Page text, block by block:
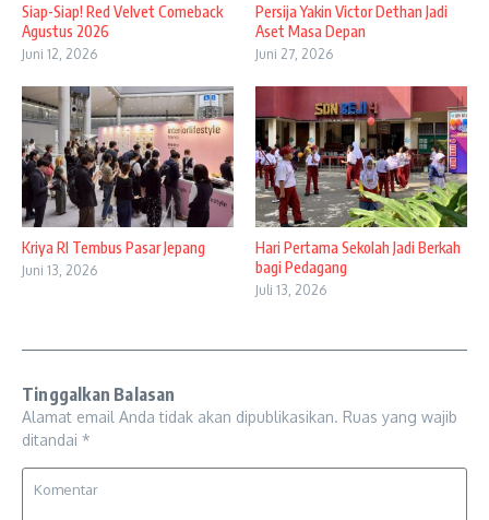
Siap-Siap! Red Velvet Comeback
Agustus 2026
Juni 12, 2026
Persija Yakin Victor Dethan Jadi
Aset Masa Depan
Juni 27, 2026
Kriya RI Tembus Pasar Jepang
Juni 13, 2026
Hari Pertama Sekolah Jadi Berkah
bagi Pedagang
Juli 13, 2026
Tinggalkan Balasan
Alamat email Anda tidak akan dipublikasikan. Ruas yang wajib
ditandai *